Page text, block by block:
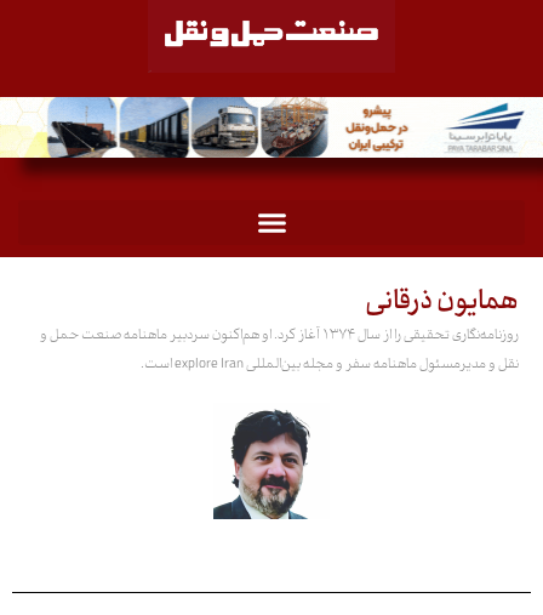
همایون ذرقانی
روزنامه‌نگاری تحقیقی را از سال ۱۳۷۴ آغاز کرد. او هم‌اکنون سردبیر ماهنامه صنعت حمل و
نقل و مدیرمسئول ماهنامه سفر و مجله بین‌المللی explore Iran است.